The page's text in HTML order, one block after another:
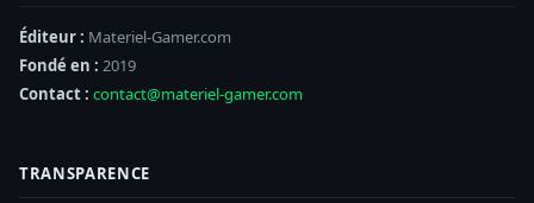
Éditeur : Materiel-Gamer.com
Fondé en : 2019
Contact : contact@materiel-gamer.com
TRANSPARENCE